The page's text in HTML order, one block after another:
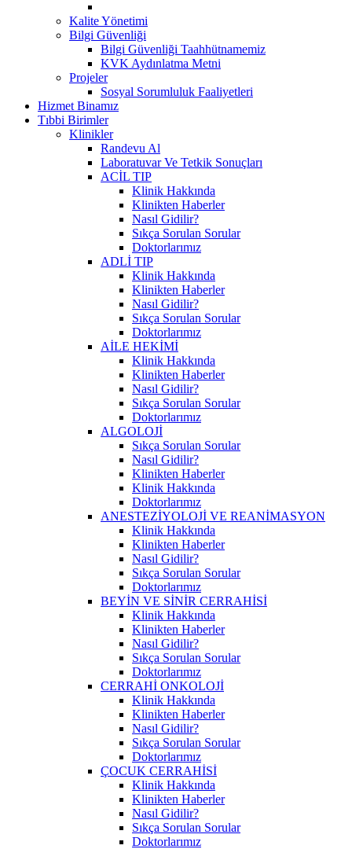
Kalite Yönetimi
Bilgi Güvenliği
Bilgi Güvenliği Taahhütnamemiz
KVK Aydınlatma Metni
Projeler
Sosyal Sorumluluk Faaliyetleri
Hizmet Binamız
Tıbbi Birimler
Klinikler
Randevu Al
Laboratuvar Ve Tetkik Sonuçları
ACİL TIP
Klinik Hakkında
Klinikten Haberler
Nasıl Gidilir?
Sıkça Sorulan Sorular
Doktorlarımız
ADLİ TIP
Klinik Hakkında
Klinikten Haberler
Nasıl Gidilir?
Sıkça Sorulan Sorular
Doktorlarımız
AİLE HEKİMİ
Klinik Hakkında
Klinikten Haberler
Nasıl Gidilir?
Sıkça Sorulan Sorular
Doktorlarımız
ALGOLOJİ
Sıkça Sorulan Sorular
Nasıl Gidilir?
Klinikten Haberler
Klinik Hakkında
Doktorlarımız
ANESTEZİYOLOJİ VE REANİMASYON
Klinik Hakkında
Klinikten Haberler
Nasıl Gidilir?
Sıkça Sorulan Sorular
Doktorlarımız
BEYİN VE SİNİR CERRAHİSİ
Klinik Hakkında
Klinikten Haberler
Nasıl Gidilir?
Sıkça Sorulan Sorular
Doktorlarımız
CERRAHİ ONKOLOJİ
Klinik Hakkında
Klinikten Haberler
Nasıl Gidilir?
Sıkça Sorulan Sorular
Doktorlarımız
ÇOCUK CERRAHİSİ
Klinik Hakkında
Klinikten Haberler
Nasıl Gidilir?
Sıkça Sorulan Sorular
Doktorlarımız